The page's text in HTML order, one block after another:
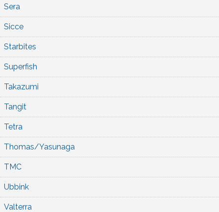
Sera
Sicce
Starbites
Superfish
Takazumi
Tangit
Tetra
Thomas/Yasunaga
TMC
Ubbink
Valterra